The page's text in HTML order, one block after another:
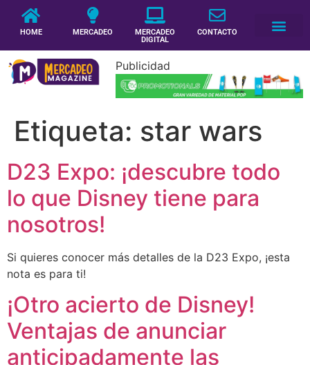
HOME MERCADEO
MERCADEO
DIGITAL
CONTACTO
Publicidad
Etiqueta: star wars
D23 Expo: ¡descubre todo
lo que Disney tiene para
nosotros!
Si quieres conocer más detalles de la D23 Expo, ¡esta
nota es para ti!
¡Otro acierto de Disney!
Ventajas de anunciar
anticipadamente las